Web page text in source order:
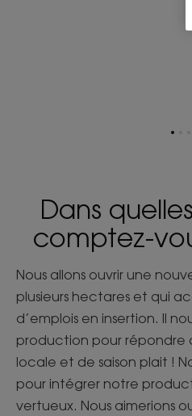
Dans
comptez-
Nous allons ouvrir une
plusieurs hectares et qui
d’emplois en insertion. Il
production pour répondre
locale et de saison plait !
pour intégrer notre
vertueux. Nous aimerions